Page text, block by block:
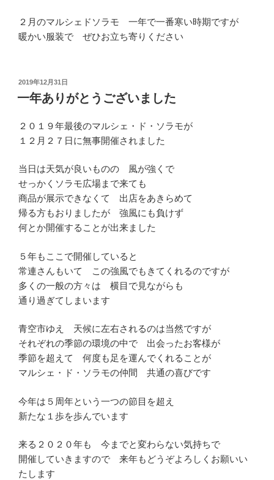
２月のマルシェドソラモ 一年で一番寒い時期ですが
暖かい服装で ぜひお立ち寄りください
投
2019年12月31日
一年ありがとうございました
２０１９年最後のマルシェ・ド・ソラモが
１２月２７日に無事開催されました
当日は天気が良いものの 風が強くで
せっかくソラモ広場まで来ても
商品が展示できなくて 出店をあきらめて
帰る方もおりましたが 強風にも負けず
何とか開催することが出来ました
５年もここで開催していると
常連さんもいて この強風でもきてくれるのですが
多くの一般の方々は 横目で見ながらも
通り過ぎてしまいます
青空市ゆえ 天候に左右されるのは当然ですが
それぞれの季節の環境の中で 出会ったお客様が
季節を超えて 何度も足を運んでくれることが
マルシェ・ド・ソラモの仲間 共通の喜びです
今年は５周年という一つの節目を超え
新たな１歩を歩んでいます
来る２０２０年も 今までと変わらない気持ちで
開催していきますので 来年もどうぞよろしくお願いい
たします